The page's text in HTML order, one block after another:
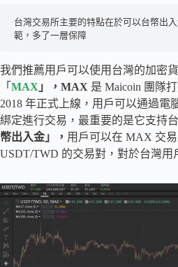
台灣交易所主要的特點在於可以台幣出
範，多了一層保障
我們推薦用戶可以使用台灣的加密
「 MAX 」，MAX 是 Maicoin 團隊
2018 年正式上線，用戶可以通過電
綁定進行交易，最重要的是它支持
幣出入金」， 用戶可以在 MAX 交
USDT/TWD 的交易對，對於台灣用